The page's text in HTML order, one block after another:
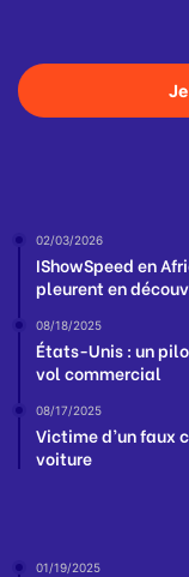
02/03/2026
IShowSpeed en
pleurent en
08/18/2025
États-Unis : un
vol commercial
08/17/2025
Victime d’un faux
voiture
01/19/2025